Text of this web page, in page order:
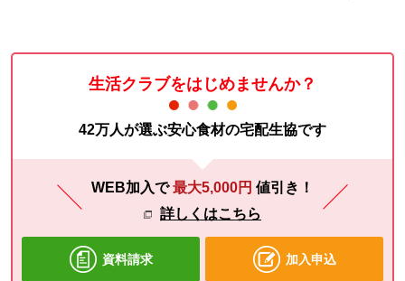
生活クラブをはじめませんか？
42万人が選ぶ安心食材の宅配生協です
WEB加入で最大5,000円 値引き！
詳しくはこちら
資料請求 加入申込